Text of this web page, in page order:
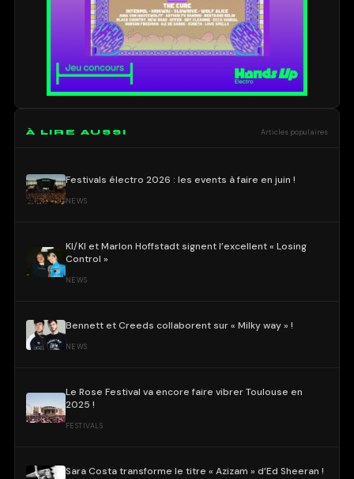
À LIRE AUSSI Articles populaires
Festivals électro 2026 : les events à faire en juin !
NEWS
KI/KI et Marlon Hoffstadt signent l’excellent « Losing
Control »
NEWS
Bennett et Creeds collaborent sur « Milky way » !
NEWS
Le Rose Festival va encore faire vibrer Toulouse en
2025 !
FESTIVALS
Sara Costa transforme le titre « Azizam » d’Ed Sheeran !